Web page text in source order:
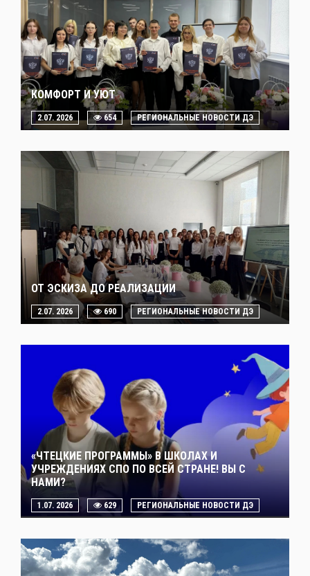
КОМФОРТ И УЮТ
2.07. 2026 654 РЕГИОНАЛЬНЫЕ НОВОСТИ ДЭ
ОТ ЭСКИЗА ДО РЕАЛИЗАЦИИ
2.07. 2026 690 РЕГИОНАЛЬНЫЕ НОВОСТИ ДЭ
«ЧТЕЦКИЕ ПРОГРАММЫ» В ШКОЛАХ И
УЧРЕЖДЕНИЯХ СПО ПО ВСЕЙ СТРАНЕ! ВЫ С
НАМИ?
1.07. 2026 629 РЕГИОНАЛЬНЫЕ НОВОСТИ ДЭ